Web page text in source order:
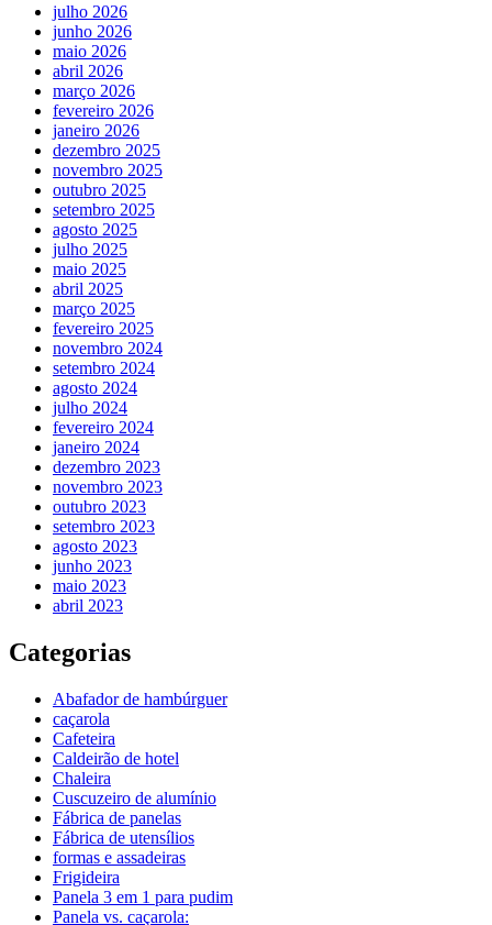
julho 2026
junho 2026
maio 2026
abril 2026
março 2026
fevereiro 2026
janeiro 2026
dezembro 2025
novembro 2025
outubro 2025
setembro 2025
agosto 2025
julho 2025
maio 2025
abril 2025
março 2025
fevereiro 2025
novembro 2024
setembro 2024
agosto 2024
julho 2024
fevereiro 2024
janeiro 2024
dezembro 2023
novembro 2023
outubro 2023
setembro 2023
agosto 2023
junho 2023
maio 2023
abril 2023
Categorias
Abafador de hambúrguer
caçarola
Cafeteira
Caldeirão de hotel
Chaleira
Cuscuzeiro de alumínio
Fábrica de panelas
Fábrica de utensílios
formas e assadeiras
Frigideira
Panela 3 em 1 para pudim
Panela vs. caçarola: